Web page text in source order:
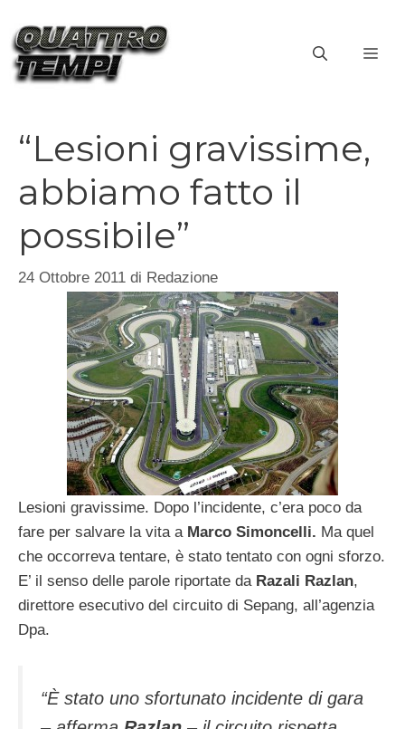
contenuto
“Lesioni gravissime,
abbiamo fatto il
possibile”
24 Ottobre 2011 di Redazione
Lesioni gravissime. Dopo l’incidente, c’era poco da
fare per salvare la vita a Marco Simoncelli. Ma quel
che occorreva tentare, è stato tentato con ogni sforzo.
E’ il senso delle parole riportate daRazali Razlan,
direttore esecutivo del circuito di Sepang, all’agenzia
Dpa.
“È stato uno sfortunato incidente di gara